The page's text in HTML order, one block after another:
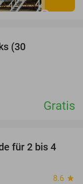
(30
Gratis
für 2 bis 4
8.6 star